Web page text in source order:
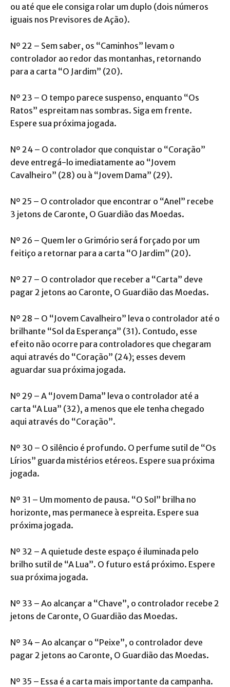
ou até que ele consiga rolar um duplo (dois números
iguais nos Previsores de Ação).
Nº 22 – Sem saber, os “Caminhos” levam o
controlador ao redor das montanhas, retornando
para a carta “O Jardim” (20).
Nº 23 – O tempo parece suspenso, enquanto “Os
Ratos” espreitam nas sombras. Siga em frente.
Espere sua próxima jogada.
Nº 24 – O controlador que conquistar o “Coração”
deve entregá-lo imediatamente ao “Jovem
Cavalheiro” (28) ou à “Jovem Dama” (29).
Nº 25 – O controlador que encontrar o “Anel” recebe
3 jetons de Caronte, O Guardião das Moedas.
Nº 26 – Quem ler o Grimório será forçado por um
feitiço a retornar para a carta “O Jardim” (20).
Nº 27 – O controlador que receber a “Carta” deve
pagar 2 jetons ao Caronte, O Guardião das Moedas.
Nº 28 – O “Jovem Cavalheiro” leva o controlador até o
brilhante “Sol da Esperança” (31). Contudo, esse
efeito não ocorre para controladores que chegaram
aqui através do “Coração” (24); esses devem
aguardar sua próxima jogada.
Nº 29 – A “Jovem Dama” leva o controlador até a
carta “A Lua” (32), a menos que ele tenha chegado
aqui através do “Coração”.
Nº 30 – O silêncio é profundo. O perfume sutil de “Os
Lírios” guarda mistérios etéreos. Espere sua próxima
jogada.
Nº 31 – Um momento de pausa. “O Sol” brilha no
horizonte, mas permanece à espreita. Espere sua
próxima jogada.
Nº 32 – A quietude deste espaço é iluminada pelo
brilho sutil de “A Lua”. O futuro está próximo. Espere
sua próxima jogada.
Nº 33 – Ao alcançar a “Chave”, o controlador recebe 2
jetons de Caronte, O Guardião das Moedas.
Nº 34 – Ao alcançar o “Peixe”, o controlador deve
pagar 2 jetons ao Caronte, O Guardião das Moedas.
Nº 35 – Essa é a carta mais importante da campanha.